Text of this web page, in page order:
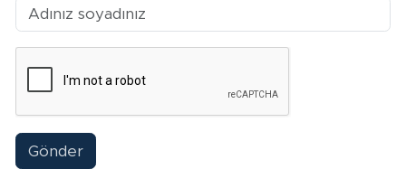
Gönder
Magazin
Sinema
Asayiş